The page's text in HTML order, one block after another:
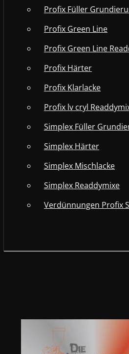
Profix Füller
Profix Green Line
Profix Green Line
Profix Härter
Profix Klarlacke
Profix lv cryl
Simplex Füller
Simplex Härter
Simplex Mischlacke
Simplex Readdymixe
Verdünnungen Profix